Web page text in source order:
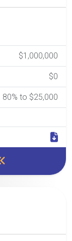
$1,000,000
$0
80% to $25,000